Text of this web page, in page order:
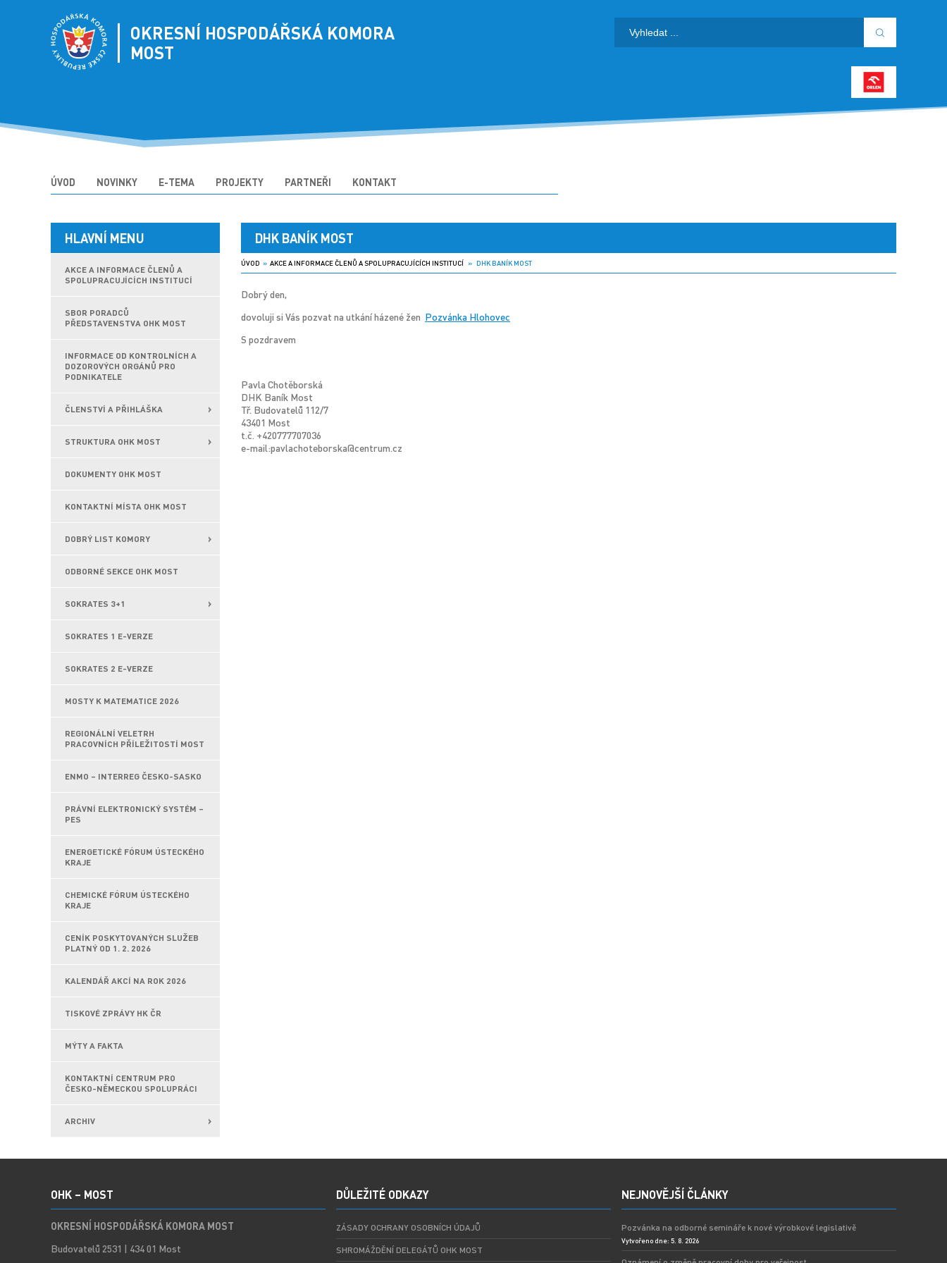
OKRESNÍ HOSPODÁŘSKÁ KOMORA
MOST
ÚVOD NOVINKY E-TEMA PROJEKTY PARTNEŘI KONTAKT
HLAVNÍ MENU
AKCE A INFORMACE ČLENŮ A
SPOLUPRACUJÍCÍCH INSTITUCÍ
SBOR PORADCŮ
PŘEDSTAVENSTVA OHK MOST
INFORMACE OD KONTROLNÍCH A
DOZOROVÝCH ORGÁNŮ PRO
PODNIKATELE
ČLENSTVÍ A PŘIHLÁŠKA
STRUKTURA OHK MOST
DOKUMENTY OHK MOST
KONTAKTNÍ MÍSTA OHK MOST
DOBRÝ LIST KOMORY
ODBORNÉ SEKCE OHK MOST
SOKRATES 3+1
SOKRATES 1 E-VERZE
SOKRATES 2 E-VERZE
MOSTY K MATEMATICE 2026
REGIONÁLNÍ VELETRH
PRACOVNÍCH PŘÍLEŽITOSTÍ MOST
ENMO – INTERREG ČESKO-SASKO
PRÁVNÍ ELEKTRONICKÝ SYSTÉM –
PES
ENERGETICKÉ FÓRUM ÚSTECKÉHO
KRAJE
CHEMICKÉ FÓRUM ÚSTECKÉHO
KRAJE
CENÍK POSKYTOVANÝCH SLUŽEB
PLATNÝ OD 1. 2. 2026
KALENDÁŘ AKCÍ NA ROK 2026
TISKOVÉ ZPRÁVY HK ČR
MÝTY A FAKTA
KONTAKTNÍ CENTRUM PRO
ČESKO-NĚMECKOU SPOLUPRÁCI
ARCHIV
DHK BANÍK MOST
ÚVOD » AKCE A INFORMACE ČLENŮ A SPOLUPRACUJÍCÍCH INSTITUCÍ » DHK BANÍK MOST
Dobrý den,
dovoluji si Vás pozvat na utkání házené žen Pozvánka Hlohovec
S pozdravem
Pavla Chotěborská
DHK Baník Most
Tř. Budovatelů 112/7
43401 Most
t.č. +420777707036
e-mail:pavlachoteborska@centrum.cz
OHK – MOST
OKRESNÍ HOSPODÁŘSKÁ KOMORA MOST
Budovatelů 2531 | 434 01 Most
DŮLEŽITÉ ODKAZY
ZÁSADY OCHRANY OSOBNÍCH ÚDAJŮ
SHROMÁŽDĚNÍ DELEGÁTŮ OHK MOST
NEJNOVĚJŠÍ ČLÁNKY
Pozvánka na odborné semináře k nové výrobkové legislativě
Vytvořeno dne: 5. 8. 2026